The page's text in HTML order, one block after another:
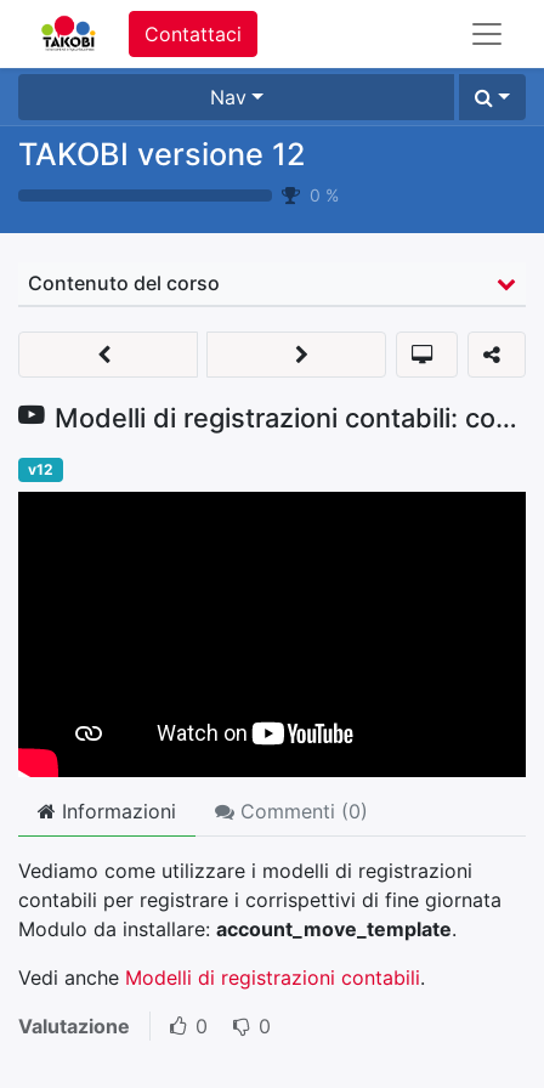
Contattaci
Nav
TAKOBI versione 12
0 %
Contenuto del corso
Modelli di registrazioni contabili: corrispettivi giornalieri
v12
Informazioni Commenti (0)
Vediamo come utilizzare i modelli di registrazioni
contabili per registrare i corrispettivi di fine giornata
Modulo da installare: account_move_template.
Vedi anche Modelli di registrazioni contabili.
Valutazione
0 0